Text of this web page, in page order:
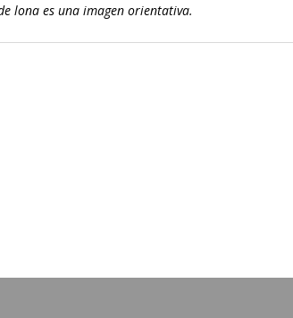
lona es una imagen orientativa.